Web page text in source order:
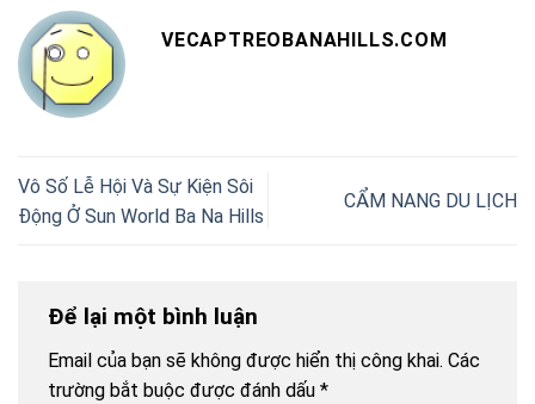
VECAPTREOBANAHILLS.COM
Vô Số Lễ Hội Và Sự Kiện Sôi
Động Ở Sun World Ba Na Hills
CẨM NANG DU LỊCH
Để lại một bình luận
Email của bạn sẽ không được hiển thị công khai. Các
trường bắt buộc được đánh dấu *